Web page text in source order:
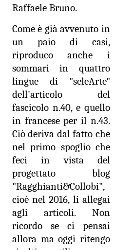
Raffaele Bruno.
Come è già avvenuto in
un paio di casi,
riproduco anche i
sommari in quattro
lingue di "seleArte"
dell'articolo del
fascicolo n.40, e quello
in francese per il n.43.
Ciò deriva dal fatto che
nel primo spoglio che
feci in vista del
progettato blog
"Ragghianti&Collobi",
cioè nel 2016, li allegai
agli articoli. Non
ricordo se ci pensai
allora ma oggi ritengo